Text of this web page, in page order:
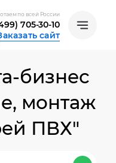
по всей России
705-30-10
сайт
бизнес
монтаж
ПВХ"